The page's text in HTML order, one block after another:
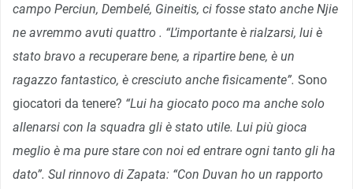
campo Perciun, Dembelé, Gineitis, ci fosse stato anche Njie
ne avremmo avuti quattro . “L’importante è rialzarsi, lui è
stato bravo a recuperare bene, a ripartire bene, è un
ragazzo fantastico, è cresciuto anche fisicamente”. Sono
giocatori da tenere? “Lui ha giocato poco ma anche solo
allenarsi con la squadra gli è stato utile. Lui più gioca
meglio è ma pure stare con noi ed entrare ogni tanto gli ha
dato”. Sul rinnovo di Zapata: “Con Duvan ho un rapporto